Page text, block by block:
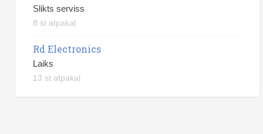
Slikts serviss
8 st atpakaļ
Rd Electronics
Laiks
13 st atpakaļ